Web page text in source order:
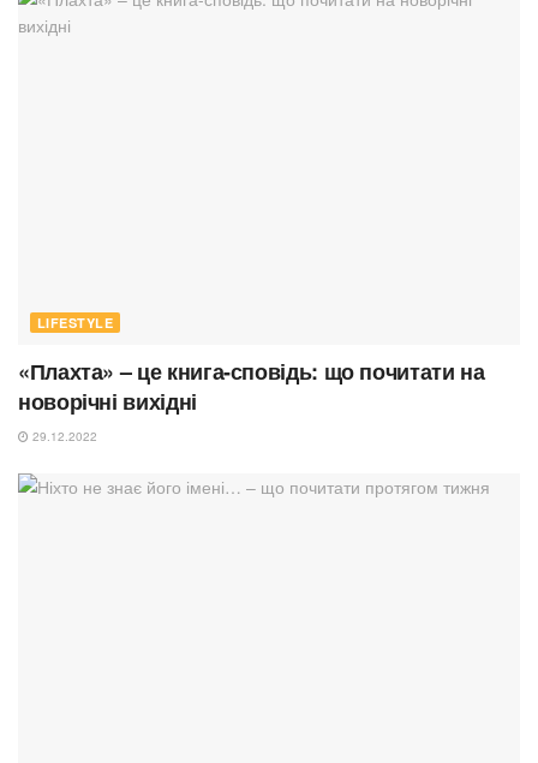
LIFESTYLE
«Плахта» – це книга-сповідь: що почитати на
новорічні вихідні
29.12.2022